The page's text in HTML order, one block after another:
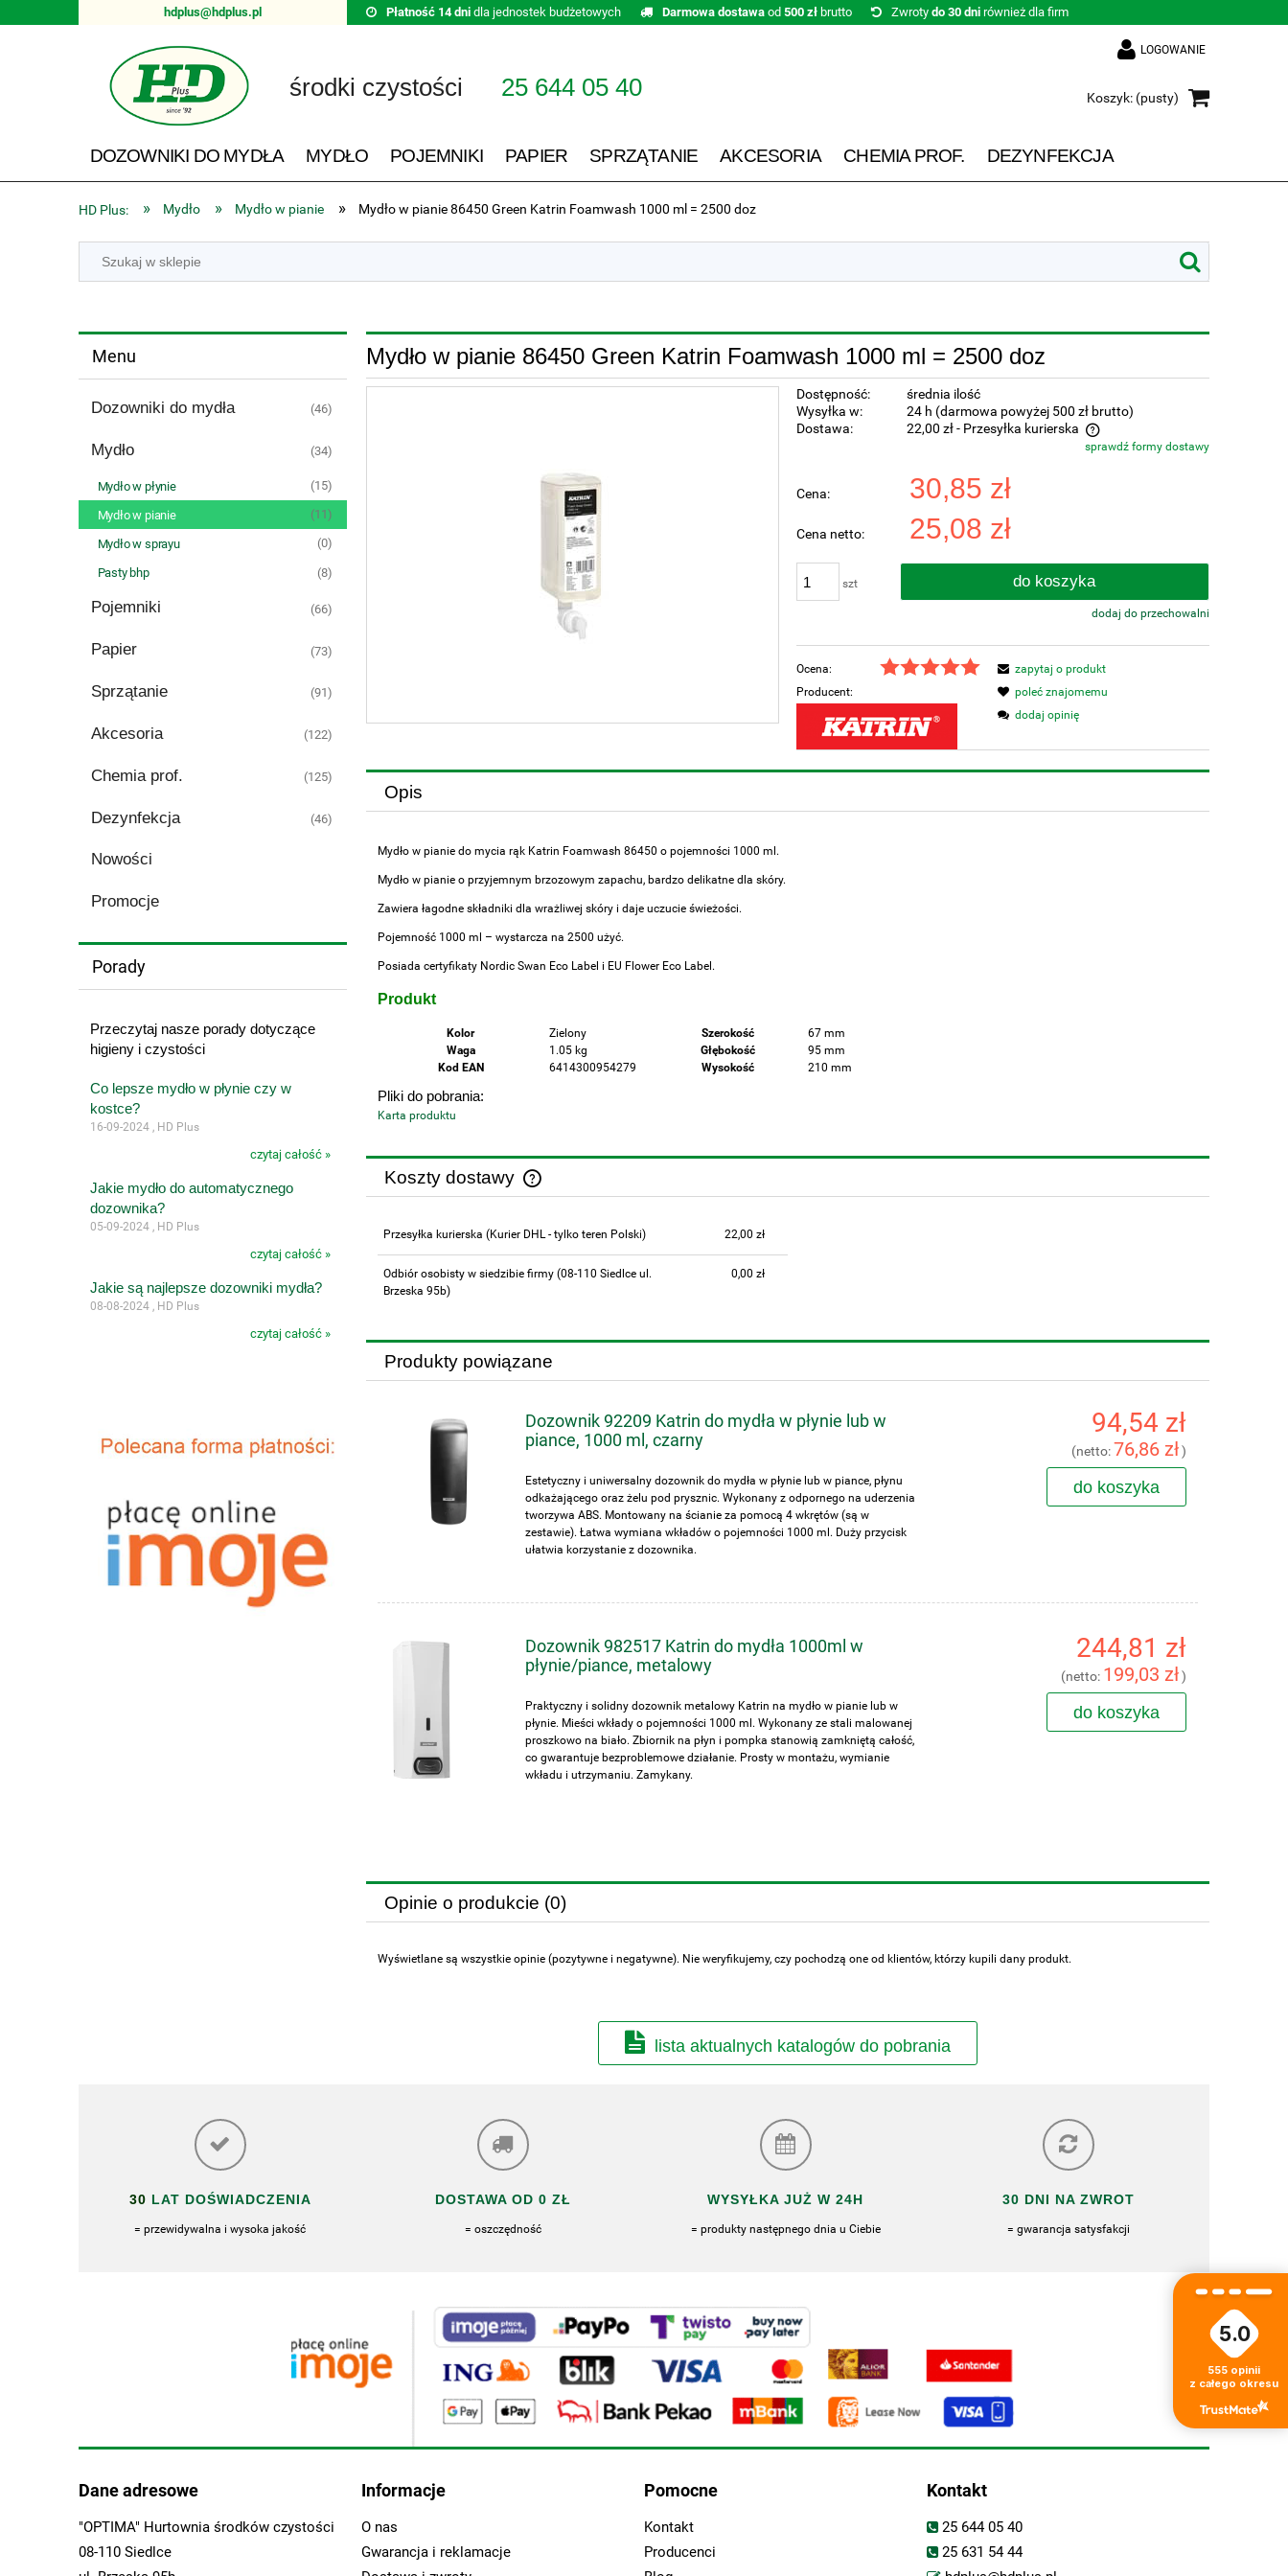
hdplus@hdplus.pl Płatność 14 dni dla jednostek budżetowych Darmowa dostawa od 500 zł brutto Zwroty do 30 dni również dla firm
LOGOWANIE
Koszyk: (pusty)
środki czystości 25 644 05 40
DOZOWNIKI DO MYDŁA MYDŁO POJEMNIKI PAPIER SPRZĄTANIE AKCESORIA CHEMIA PROF. DEZYNFEKCJA
HD Plus: » Mydło » Mydło w pianie » Mydło w pianie 86450 Green Katrin Foamwash 1000 ml = 2500 doz
Menu
Dozowniki do mydła (46)
Mydło (34)
Mydło w płynie (15)
Mydło w pianie (11)
Mydło w sprayu (0)
Pasty bhp (8)
Pojemniki (66)
Papier (73)
Sprzątanie (91)
Akcesoria (122)
Chemia prof. (125)
Dezynfekcja (46)
Nowości
Promocje
Porady
Przeczytaj nasze porady dotyczące
higieny i czystości
Co lepsze mydło w płynie czy w
kostce?
16-09-2024 , HD Plus
czytaj całość »
Jakie mydło do automatycznego
dozownika?
05-09-2024 , HD Plus
czytaj całość »
Jakie są najlepsze dozowniki mydła?
08-08-2024 , HD Plus
czytaj całość »
Mydło w pianie 86450 Green Katrin Foamwash 1000 ml = 2500 doz
Dostępność:
średnia ilość
Wysyłka w:
24 h (darmowa powyżej 500 zł brutto)
Dostawa:
22,00 zł- Przesyłka kurierska
sprawdź formy dostawy
Cena: 30,85 zł
Cena netto: 25,08 zł
szt do koszyka
dodaj do przechowalni
Ocena:
Producent:
zapytaj o produkt
poleć znajomemu
dodaj opinię
Opis
Mydło w pianie do mycia rąk Katrin Foamwash 86450 o pojemności 1000 ml.
Mydło w pianie o przyjemnym brzozowym zapachu, bardzo delikatne dla skóry.
Zawiera łagodne składniki dla wrażliwej skóry i daje uczucie świeżości.
Pojemność 1000 ml – wystarcza na 2500 użyć.
Posiada certyfikaty Nordic Swan Eco Label i EU Flower Eco Label.
Produkt
Kolor Zielony Szerokość
67 mm
Waga
1.05 kg Głębokość
95 mm
Kod EAN
6414300954279 Wysokość 210 mm
Pliki do pobrania:
Karta produktu
Koszty dostawy
płatności
Przesyłka kurierska (Kurier DHL - tylko teren Polski) 22,00 zł
Odbiór osobisty w siedzibie firmy (08-110 Siedlce ul.
Brzeska 95b)
0,00 zł
Produkty powiązane
Dozownik 92209 Katrin do mydła w płynie lub w
piance, 1000 ml, czarny
Estetyczny i uniwersalny dozownik do mydła w płynie lub w piance, płynu
odkażającego oraz żelu pod prysznic. Wykonany z odpornego na uderzenia
tworzywa ABS. Montowany na ścianie za pomocą 4 wkrętów (są w
zestawie). Łatwa wymiana wkładów o pojemności 1000 ml. Duży przycisk
ułatwia korzystanie z dozownika.
94,54 zł
(netto:76,86 zł)
do koszyka
Dozownik 982517 Katrin do mydła 1000ml w
płynie/piance, metalowy
Praktyczny i solidny dozownik metalowy Katrin na mydło w pianie lub w
płynie. Mieści wkłady o pojemności 1000 ml. Wykonany ze stali malowanej
proszkowo na biało. Zbiornik na płyn i pompka stanowią zamkniętą całość,
co gwarantuje bezproblemowe działanie. Prosty w montażu, wymianie
wkładu i utrzymaniu. Zamykany.
244,81 zł
(netto: 199,03 zł)
do koszyka
Opinie o produkcie (0)
Wyświetlane są wszystkie opinie (pozytywne i negatywne). Nie weryfikujemy, czy pochodzą one od klientów, którzy kupili dany produkt.
lista aktualnych katalogów do pobrania
30 LAT DOŚWIADCZENIA
= przewidywalna i wysoka jakość
DOSTAWA OD 0 ZŁ
= oszczędność
WYSYŁKA JUŻ W 24H
= produkty następnego dnia u Ciebie
30 DNI NA ZWROT
= gwarancja satysfakcji
Dane adresowe
"OPTIMA" Hurtownia środków czystości
08-110 Siedlce
Informacje
O nas
Gwarancja i reklamacje
Pomocne
Kontakt
Producenci
Kontakt
25 644 05 40
25 631 54 44
5.0
555 opinii
z całego okresu